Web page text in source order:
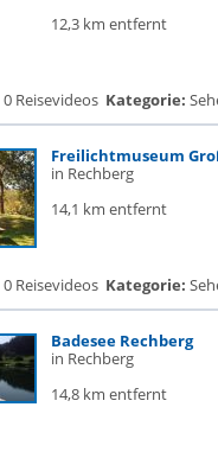
12,3 km entfernt
0 Reisevideos Kategorie:
Freilichtmuseum
in Rechberg
14,1 km entfernt
0 Reisevideos Kategorie:
Badesee Rechberg
in Rechberg
14,8 km entfernt